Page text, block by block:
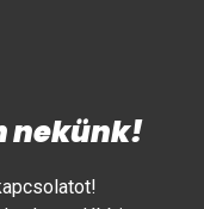
nekünk!